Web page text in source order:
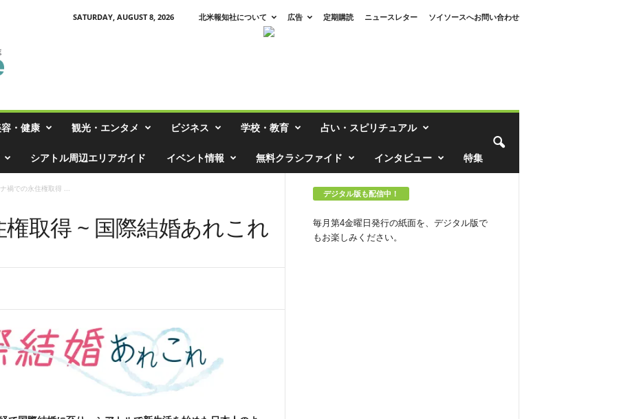
SATURDAY, AUGUST 8, 2026 北米報知社について 広告 定期購読 ニュースレター
ソイソースへお問い合わせ
・健康 観光・エンタメ ビジネス 学校・教育 占い・スピリチュアル
シアトル周辺エリアガイド イベント情報 無料クラシファイド インタビュー 特集
禍での永住権取得 ...
取得 ~ 国際結婚あれこれ
デジタル版も配信中！
毎月第4金曜日発行の紙面を、デジタル版で
もお楽しみください。